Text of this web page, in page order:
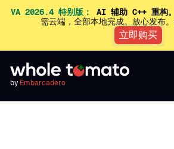
VA 2026.4 特别版： AI 辅助 C++ 重构。
需云端，全部本地完成。放心发布。
立即购买
by Embarcadero